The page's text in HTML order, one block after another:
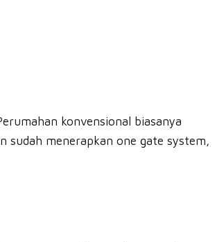
konvensional biasanya
sudah menerapkan one gate system,